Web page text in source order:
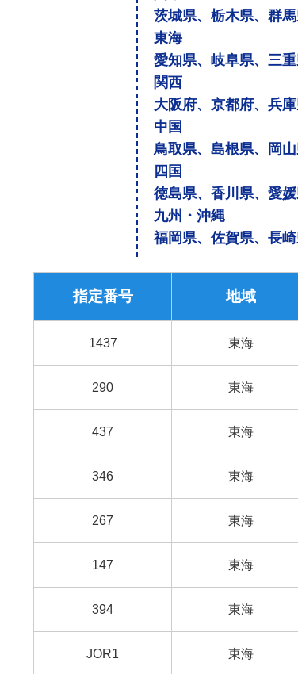
茨城県、栃木県、群
東海
愛知県、岐阜県、三
関西
大阪府、京都府、兵
中国
鳥取県、島根県、岡
四国
徳島県、香川県、愛
九州・沖縄
福岡県、佐賀県、長
指定番号 地域
1437 東海
290 東海
437 東海
346 東海
267 東海
147 東海
394 東海
JOR1 東海